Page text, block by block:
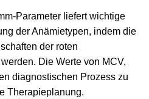
Parameter liefert wichtige
der Anämietypen, indem die
der roten
Die Werte von MCV,
diagnostischen Prozess zu
Therapieplanung.